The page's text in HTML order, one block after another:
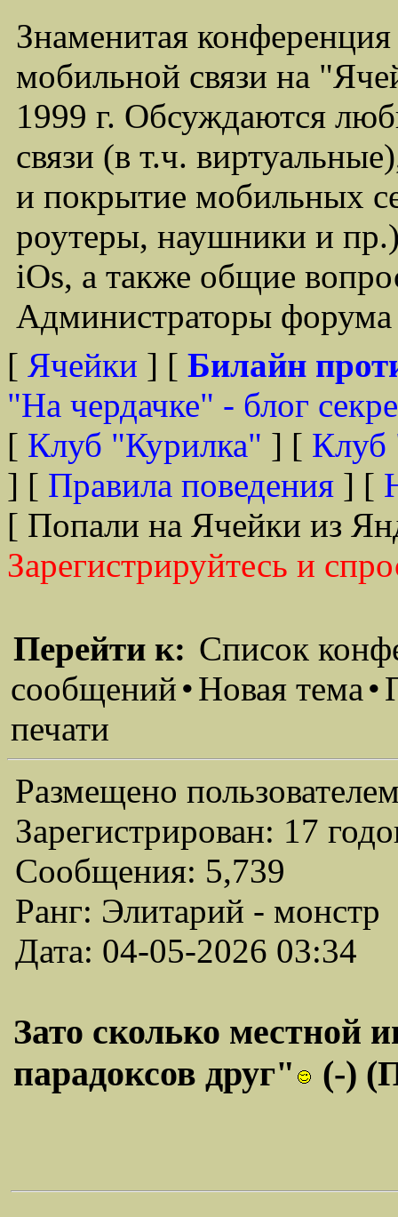
Знаменитая
мобильной связи на
1999 г. Обсуждаются
связи (в т.ч.
и покрытие мобильных
роутеры, наушники и
iOs, а также общие
Администраторы
[ Ячейки ] [ Билайн
"На чердачке" - блог
[ Клуб "Курилка" ] [ Клуб
] [ Правила поведения ] [
[ Попали на Ячейки из
Зарегистрируйтесь и
Перейти к: Список
сообщений•Новая тема•
печати
Размещено
Зарегистрирован: 17
Сообщения: 5,739
Ранг: Элитарий - монстр
Дата: 04-05-2026 03:34
Зато сколько местной
парадоксов друг"
(-)